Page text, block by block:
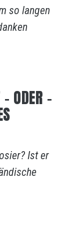
so langen
ODER –
Ist er